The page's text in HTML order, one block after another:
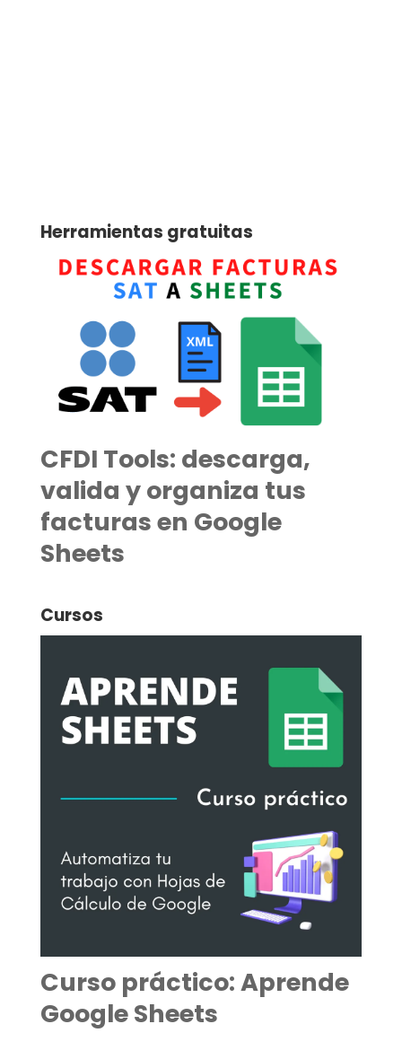
Herramientas gratuitas
CFDI Tools: descarga,
valida y organiza tus
facturas en Google
Sheets
Cursos
Curso práctico: Aprende
Google Sheets